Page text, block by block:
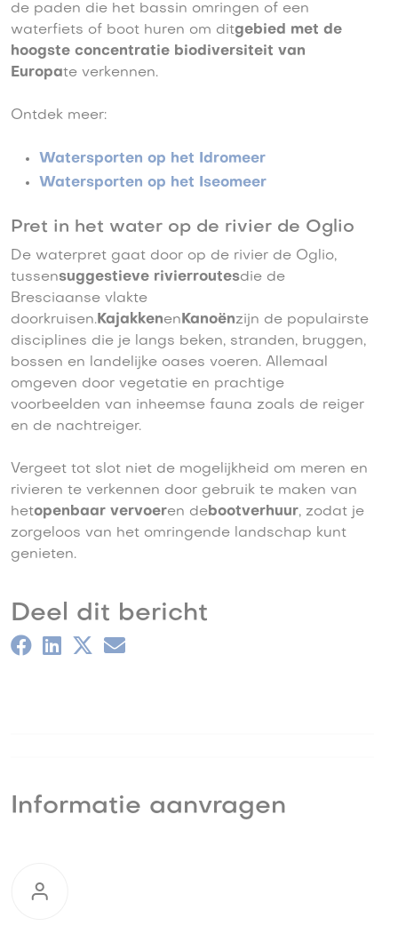
de paden die het bassin omringen of een
waterfiets of boot huren om ditgebied met de
hoogste concentratie biodiversiteit van
Europate verkennen.
Ontdek meer:
Watersporten op het Idromeer
Watersporten op het Iseomeer
Pret in het water op de rivier de Oglio
De waterpret gaat door op de rivier de Oglio,
tussensuggestieve rivierroutesdie de
Bresciaanse vlakte
doorkruisen.KajakkenenKanoënzijn de populairste
disciplines die je langs beken, stranden, bruggen,
bossen en landelijke oases voeren. Allemaal
omgeven door vegetatie en prachtige
voorbeelden van inheemse fauna zoals de reiger
en de nachtreiger.
Vergeet tot slot niet de mogelijkheid om meren en
rivieren te verkennen door gebruik te maken van
hetopenbaar vervoeren debootverhuur, zodat je
zorgeloos van het omringende landschap kunt
genieten.
Deel dit bericht
Informatie aanvragen